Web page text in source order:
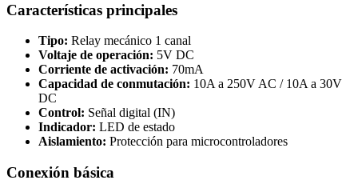
Características principales
Tipo: Relay mecánico 1 canal
Voltaje de operación: 5V DC
Corriente de activación: 70mA
Capacidad de conmutación: 10A a 250V AC / 10A a 30V
DC
Control: Señal digital (IN)
Indicador: LED de estado
Aislamiento: Protección para microcontroladores
Conexión básica